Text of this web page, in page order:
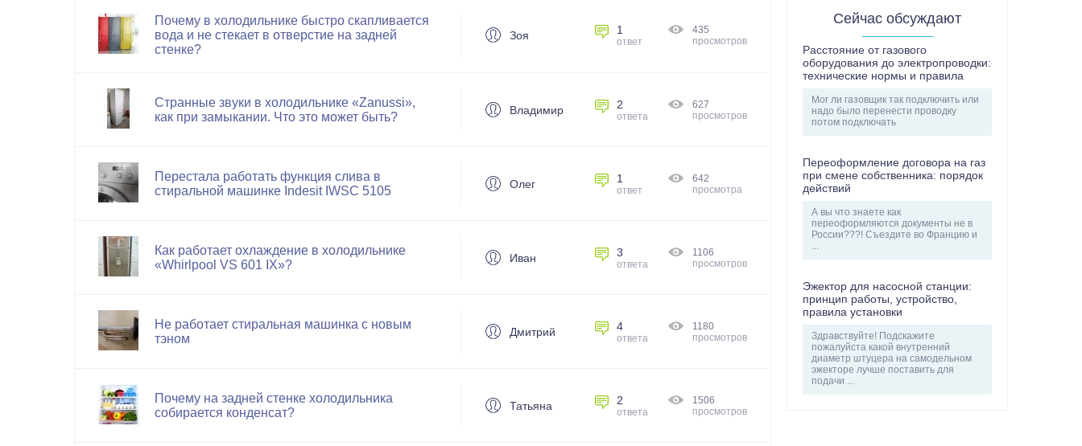
Почему в холодильнике быстро скапливается
вода и не стекает в отверстие на задней
стенке?
Зоя 1
ответ
435
просмотров
Странные звуки в холодильнике «Zanussi»,
как при замыкании. Что это может быть?
Владимир 2
ответа
627
просмотров
Перестала работать функция слива в
стиральной машинке Indesit IWSC 5105
Олег 1
ответ
642
просмотра
Как работает охлаждение в холодильнике
«Whirlpool VS 601 IX»?
Иван 3
ответа
1106
просмотров
Не работает стиральная машинка с новым
тэном
Дмитрий 4
ответа
1180
просмотров
Почему на задней стенке холодильника
собирается конденсат?
Татьяна 2
ответа
1506
просмотров
Сейчас обсуждают
Расстояние от газового
оборудования до электропроводки:
технические нормы и правила
Мог ли газовщик так подключить или
надо было перенести проводку
потом подключать
Переоформление договора на газ
при смене собственника: порядок
действий
А вы что знаете как
переоформляются документы не в
России???! Съездите во Францию и
...
Эжектор для насосной станции:
принцип работы, устройство,
правила установки
Здравствуйте! Подскажите
пожалуйста какой внутренний
диаметр штуцера на самодельном
эжекторе лучше поставить для
подачи ...